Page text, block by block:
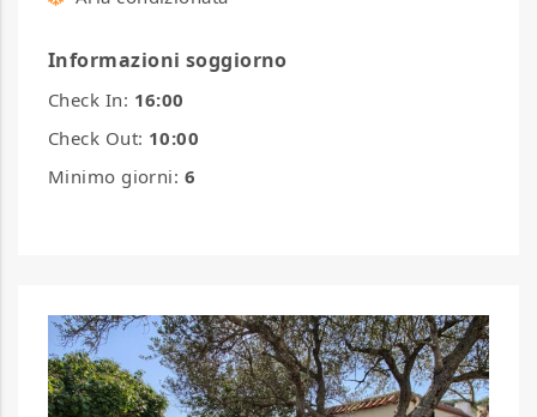
Informazioni soggiorno
Check In: 16:00
Check Out: 10:00
Minimo giorni: 6